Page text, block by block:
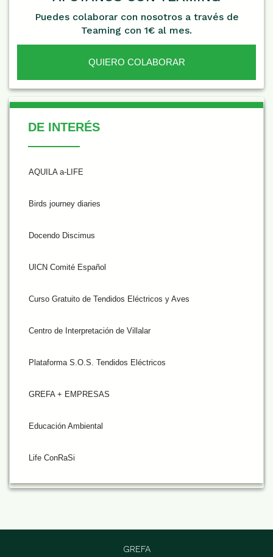
Puedes colaborar con nosotros a través de
Teaming con 1€ al mes.
QUIERO COLABORAR
De Interés
DE INTERÉS
AQUILA a-LIFE
Birds journey diaries
Docendo Discimus
UICN Comité Español
Curso Gratuito de Tendidos Eléctricos y Aves
Centro de Interpretación de Villalar
Plataforma S.O.S. Tendidos Eléctricos
GREFA + EMPRESAS
Educación Ambiental
Life ConRaSi
GREFA